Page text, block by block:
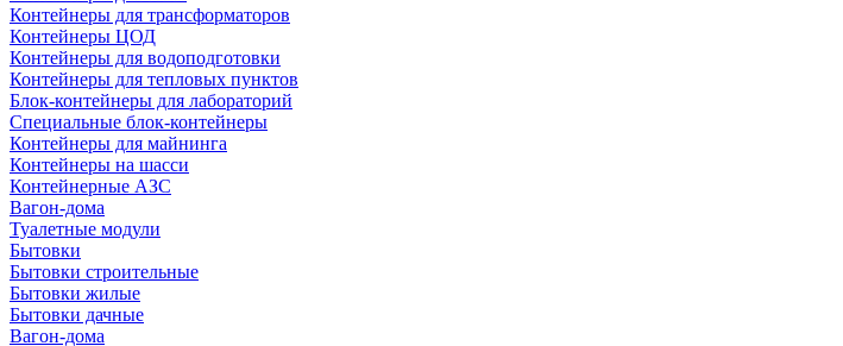
Контейнеры для трансформаторов
Контейнеры ЦОД
Контейнеры для водоподготовки
Контейнеры для тепловых пунктов
Блок-контейнеры для лабораторий
Специальные блок-контейнеры
Контейнеры для майнинга
Контейнеры на шасси
Контейнерные АЗС
Вагон-дома
Туалетные модули
Бытовки
Бытовки строительные
Бытовки жилые
Бытовки дачные
Вагон-дома